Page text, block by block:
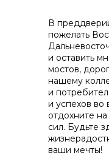
В
пожелать
и оставить
мостов,
нашему
и
и успехов во
отдохните
сил. Будьте
ваши мечты!